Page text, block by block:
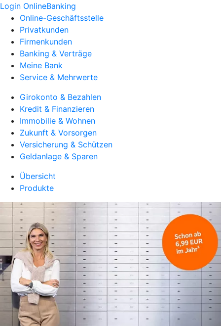
Login OnlineBanking
Online-Geschäftsstelle
Privatkunden
Firmenkunden
Banking & Verträge
Meine Bank
Service & Mehrwerte
Girokonto & Bezahlen
Kredit & Finanzieren
Immobilie & Wohnen
Zukunft & Vorsorgen
Versicherung & Schützen
Geldanlage & Sparen
Übersicht
Produkte